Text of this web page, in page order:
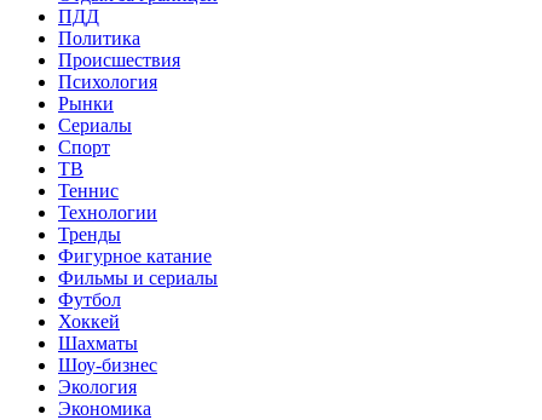
ПДД
Политика
Происшествия
Психология
Рынки
Сериалы
Спорт
ТВ
Теннис
Технологии
Тренды
Фигурное катание
Фильмы и сериалы
Футбол
Хоккей
Шахматы
Шоу-бизнес
Экология
Экономика